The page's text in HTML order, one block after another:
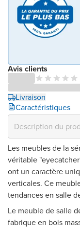
Avis clients
Livraison
Caractéristiques
Les meubles de la
véritable
ont un caractère
verticales. Ce
tendances en salle
Le meuble de salle
fabrique en bois